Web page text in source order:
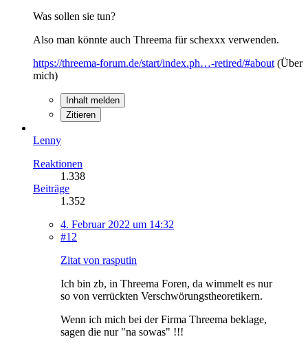
Was sollen sie tun?
Also man könnte auch Threema für schexxx verwenden.
https://threema-forum.de/start/index.ph…-retired/#about (Über
mich)
Inhalt melden
Zitieren
Lenny
Reaktionen
1.338
Beiträge
1.352
4. Februar 2022 um 14:32
#12
Zitat von rasputin
Ich bin zb, in Threema Foren, da wimmelt es nur
so von verrückten Verschwörungstheoretikern.
Wenn ich mich bei der Firma Threema beklage,
sagen die nur "na sowas" !!!